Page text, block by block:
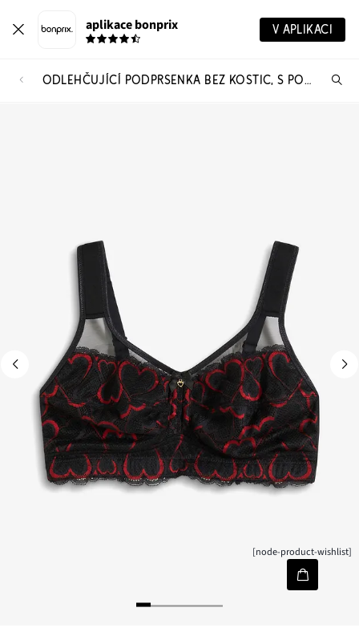
aplikace bonprix V APLIKACI
ODLEHČUJÍCÍ PODPRSENKA BEZ KOSTIC, S POLSTROVANÝMI RAMÍNKY
[node-product-wishlist]